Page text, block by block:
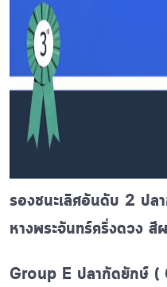
รองชนะเลิศอันดับ 2 ปล
หางพระจันทร์ครึ่งดวง
Group E ปลากัดยักษ์